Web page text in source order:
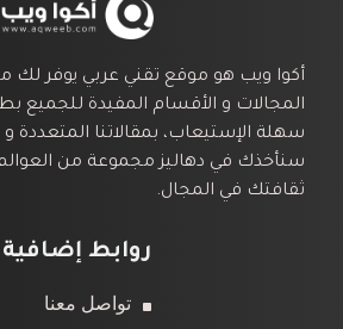
أكوا ويب هو موقع تقني عربي يوفر
المجالات و الأقسام المفيدة للجميع
سهلة الإستيعاب، بمقالاتنا المتعددة
سنأخذك في دهاليز مجموعة من العوالم
ثقافتك في المجال.
روابط إضافية
تواصل معنا